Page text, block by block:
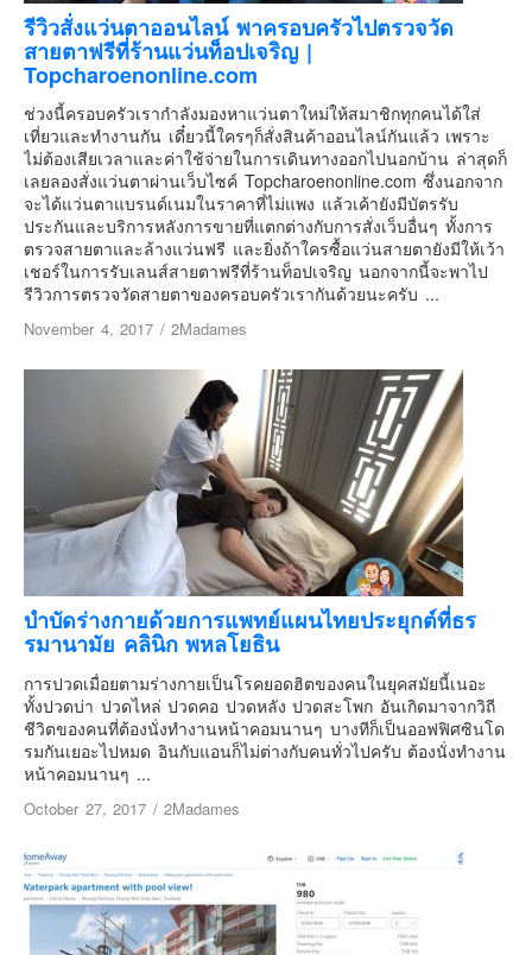
สโลเวเนีย
มอนเตรเนโกร
บอสเนียและเฮอร์เซโกวีน่า
ญี่ปุ่น
คันโต-โตเกียวและรอบๆ
คันไซ-โอซาก้า เกียวโต
คิวชู – ฟุกุโอกะ ซางะ เปปปุ ยุฟุอิน นางาซากิ
ฟูจิ
ฮอกไกโด
ฮ่องกง
มาเก๊า
มัลดีฟส์
อินเดีย
อินโดนีเซีย
เกาหลีใต้
ฮ่องกง
ไต้หวัน
ฟิลิปปินส์
ออสเตรเลีย
นิวซีแลนด์
อเมริกา
รีวิวสั่งแว่นตาออนไลน์ พาครอบครัวไปตรวจวัด
สายตาฟรีที่ร้านแว่นท็อปเจริญ |
Topcharoenonline.com
ช่วงนี้ครอบครัวเรากำลังมองหาแว่นตาใหม่ให้สมาชิกทุกคนได้ใส่
เที่ยวและทำงานกัน เดี๋ยวนี้ใครๆก็สั่งสินค้าออนไลน์กันแล้ว เพราะ
ไม่ต้องเสียเวลาและค่าใช้จ่ายในการเดินทางออกไปนอกบ้าน ล่าสุดก็
เลยลองสั่งแว่นตาผ่านเว็บไซค์ Topcharoenonline.com ซึ่งนอกจาก
จะได้แว่นตาแบรนด์เนมในราคาที่ไม่แพง แล้วเค้ายังมีบัตรรับ
ประกันและบริการหลังการขายที่แตกต่างกับการสั่งเว็บอื่นๆ ทั้งการ
ตรวจสายตาและล้างแว่นฟรี และยิ่งถ้าใครซื้อแว่นสายตายังมีให้เว้า
เชอร์ในการรับเลนส์สายตาฟรีที่ร้านท็อปเจริญ นอกจากนี้จะพาไป
รีวิวการตรวจวัดสายตาของครอบครัวเรากันด้วยนะครับ ...
November 4, 2017 / 2Madames
บำบัดร่างกายด้วยการแพทย์แผนไทยประยุกต์ที่ธร
รมานามัย คลินิก พหลโยธิน
การปวดเมื่อยตามร่างกายเป็นโรคยอดฮิตของคนในยุคสมัยนี้เนอะ
ทั้งปวดบ่า ปวดไหล่ ปวดคอ ปวดหลัง ปวดสะโพก อันเกิดมาจากวิถี
ชีวิตของคนที่ต้องนั่งทำงานหน้าคอมนานๆ บางทีก็เป็นออฟฟิศซินโด
รมกันเยอะไปหมด อินกับแอนก็ไม่ต่างกับคนทั่วไปครับ ต้องนั่งทำงาน
หน้าคอมนานๆ ...
October 27, 2017 / 2Madames